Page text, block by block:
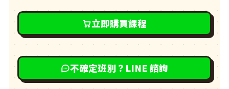
立即購買課程
不確定班別？LINE 諮詢